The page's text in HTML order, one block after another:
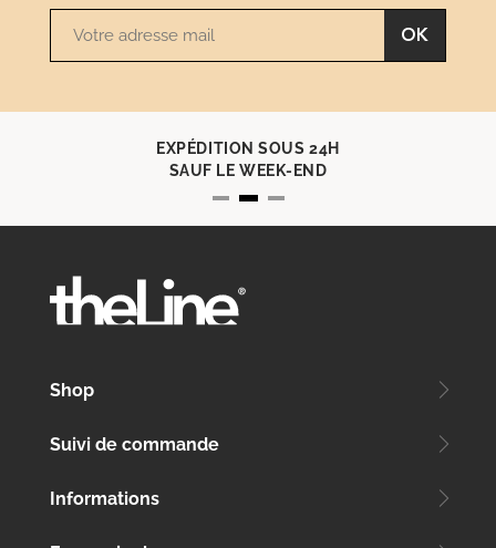
OK
EXPÉDITION SOUS 24H
SAUF LE WEEK-END
Shop
Suivi de commande
Informations